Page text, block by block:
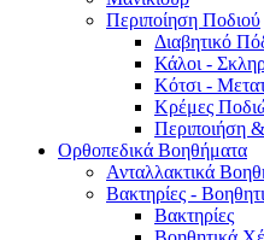
Περιποίηση Ποδιού
Διαβητικό
Κάλοι -
Κότσι -
Κρέμες
Περιποιήση
Ορθοπεδικά Βοηθήματα
Ανταλλακτικά
Βακτηρίες -
Βακτηρίες